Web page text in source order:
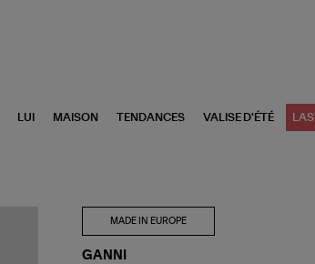
LUI MAISON TENDANCES VALISE D'ÉTÉ
MADE IN EUROPE
GANNI